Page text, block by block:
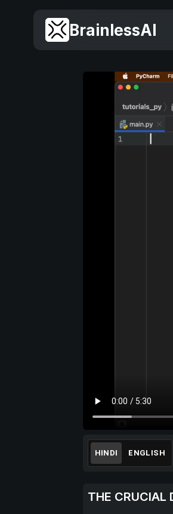
BrainlessAI
HINDI ENGLISH
THE CRUCIAL